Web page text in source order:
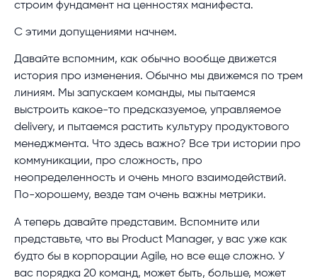
строим фундамент на ценностях манифеста.
С этими допущениями начнем.
Давайте вспомним, как обычно вообще движется
история про изменения. Обычно мы движемся по трем
линиям. Мы запускаем команды, мы пытаемся
выстроить какое-то предсказуемое, управляемое
delivery, и пытаемся растить культуру продуктового
менеджмента. Что здесь важно? Все три истории про
коммуникации, про сложность, про
неопределенность и очень много взаимодействий.
По-хорошему, везде там очень важны метрики.
А теперь давайте представим. Вспомните или
представьте, что вы Product Manager, у вас уже как
будто бы в корпорации Agile, но все еще сложно. У
вас порядка 20 команд, может быть, больше, может